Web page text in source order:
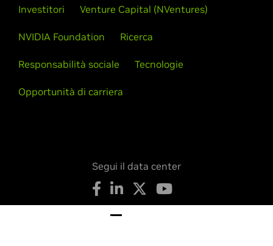
Investitori Venture Capital (NVentures)
NVIDIA Foundation Ricerca
Responsabilità sociale Tecnologie
Opportunità di carriera
Segui il data center